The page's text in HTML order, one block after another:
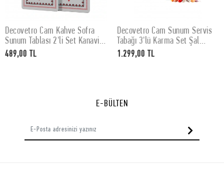
SEPETE EKLE
Decovetro Cam Kahve Sofra
Sunum Tablası 2'li Set Kanaviçe
Desenli 30 x 15 cm
489,00 TL
SEPETE EKLE
Decovetro Cam Sunum Servis
Tabağı 3'lü Karma Set Şal
Desenli
1.299,00 TL
E-BÜLTEN